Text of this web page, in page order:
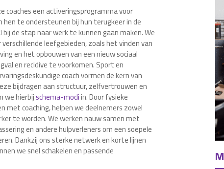
coaches een activeringsprogramma voor
te ondersteunen bij hun terugkeer in de
de stap naar werk te kunnen gaan maken. We
leefgebieden, zoals het vinden van
en het opbouwen van een nieuw sociaal
en recidive te voorkomen. Sport en
coach vormen de kern van
bijdragen aan structuur, zelfvertrouwen en
hierbijschema-modiin. Door fysieke
coaching, helpen we deelnemers zowel
te worden. We werken nauw samen met
en andere hulpverleners om een soepele
Dankzij ons sterke netwerk en korte lijnen
we snel schakelen en passende